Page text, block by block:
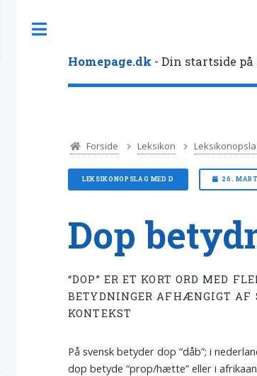
Homepage.dk - Din startside
Forside Leksikon
LEKSIKONOPSLAG MED D 26.
Dop
“DOP” ER ET KORT ORD MED
BETYDNINGER AFHÆNGIGT AF
KONTEKST
På svensk betyder dop “dåb”; i
dop betyde “prop/hætte” eller i